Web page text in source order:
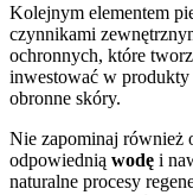
Kolejnym elementem
czynnikami
ochronnych, które
inwestować w
obronne skóry.
Nie zapominaj również
odpowiednią wodę i
naturalne procesy